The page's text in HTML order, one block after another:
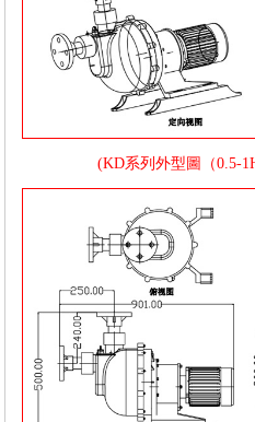
(KD系列外型圖（0.5-